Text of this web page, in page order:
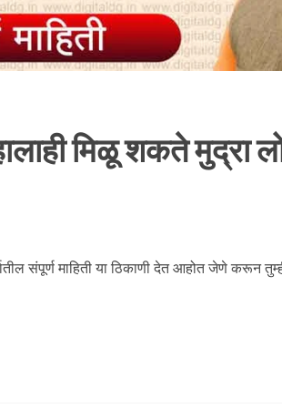
मिळू शकते मुद्रा
संपूर्ण माहिती या ठिकाणी देत आहोत जेणे करून